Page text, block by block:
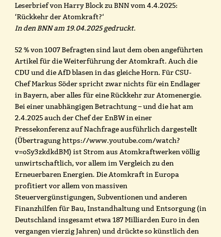
Leserbrief von Harry Block zu BNN vom 4.4.2025:
‘Rückkehr der Atomkraft?‘
In den BNN am 19.04.2025 gedruckt.
52 % von 1007 Befragten sind laut dem oben angeführten
Artikel für die Weiterführung der Atomkraft. Auch die
CDU und die AfD blasen in das gleiche Horn. Für CSU-
Chef Markus Söder spricht zwar nichts für ein Endlager
in Bayern, aber alles für eine Rückkehr zur Atomenergie.
Bei einer unabhängigen Betrachtung – und die hat am
2.4.2025 auch der Chef der EnBW in einer
Pressekonferenz auf Nachfrage ausführlich dargestellt
(Übertragung https://www.youtube.com/watch?
v=oSy3zkdkdBM) ist Strom aus Atomkraftwerken völlig
unwirtschaftlich, vor allem im Vergleich zu den
Erneuerbaren Energien. Die Atomkraft in Europa
profitiert vor allem von massiven
Steuervergünstigungen, Subventionen und anderen
Finanzhilfen für Bau, Instandhaltung und Entsorgung (in
Deutschland insgesamt etwa 187 Milliarden Euro in den
vergangen vierzig Jahren) und drückte so künstlich den